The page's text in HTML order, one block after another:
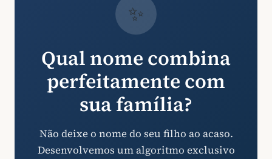
✨
Qual nome combina
perfeitamente com
sua família?
Não deixe o nome do seu filho ao acaso.
Desenvolvemos um algoritmo exclusivo